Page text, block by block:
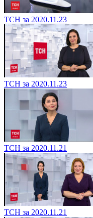
ТСН за 2020.11.23
ТСН за 2020.11.23
ТСН за 2020.11.21
ТСН за 2020.11.21